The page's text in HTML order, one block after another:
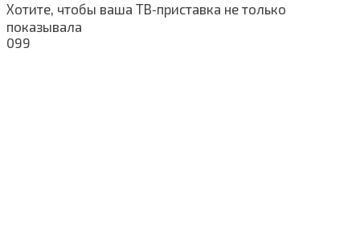
Хотите, чтобы ваша ТВ‑приставка не только
показывала
099